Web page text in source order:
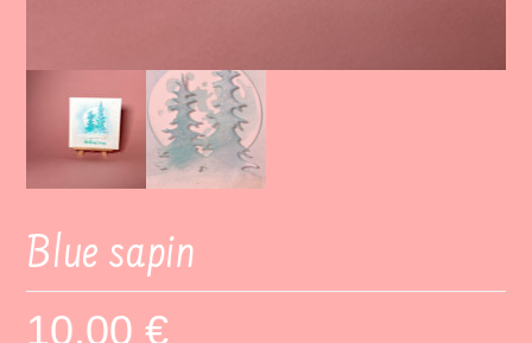
Blue sapin
10,00€